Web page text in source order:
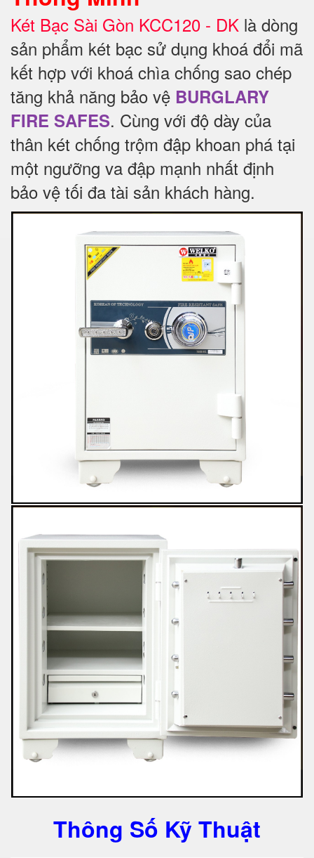
Két Bạc Sài Gòn KCC120 - DK là dòng
sản phẩm két bạc sử dụng khoá đổi mã
kết hợp với khoá chìa chống sao chép
tăng khả năng bảo vệ BURGLARY
FIRE SAFES. Cùng với độ dày của
thân két chống trộm đập khoan phá tại
một ngưỡng va đập mạnh nhất định
bảo vệ tối đa tài sản khách hàng.
Thông Số Kỹ Thuật